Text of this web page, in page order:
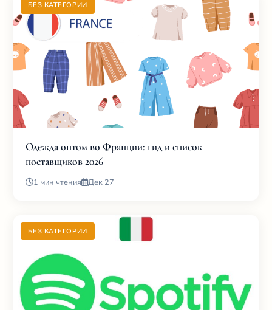
БЕЗ КАТЕГОРИИ
Одежда оптом во Франции: гид и список
поставщиков 2026
1 мин чтения Дек 27
БЕЗ КАТЕГОРИИ